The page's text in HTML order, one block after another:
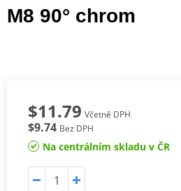
M8 90° chrom
$11.79 Včetně DPH
$9.74 Bez DPH
Na centrálním skladu v ČR